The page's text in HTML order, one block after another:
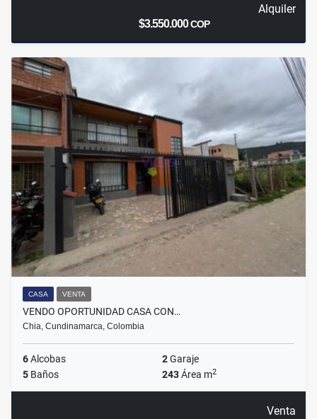
Alquiler
$3.550.000COP
CASA VENTA
VENDO OPORTUNIDAD CASA CON…
Chia, Cundinamarca, Colombia
6Alcobas 2Garaje
5 Baños 243Área m2
Venta